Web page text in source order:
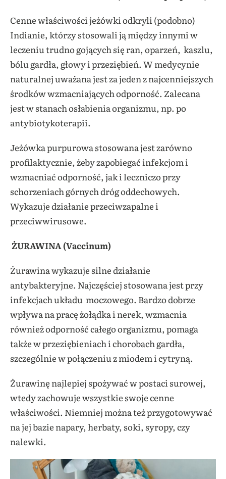
Cenne właściwości jeżówki odkryli (podobno)
Indianie, którzy stosowali ją między innymi w
leczeniu trudno gojących się ran, oparzeń, kaszlu,
bólu gardła, głowy i przeziębień. W medycynie
naturalnej uważana jest za jeden z najcenniejszych
środków wzmacniających odporność. Zalecana
jest w stanach osłabienia organizmu, np. po
antybiotykoterapii.
Jeżówka purpurowa stosowana jest zarówno
profilaktycznie, żeby zapobiegać infekcjom i
wzmacniać odporność, jak i leczniczo przy
schorzeniach górnych dróg oddechowych.
Wykazuje działanie przeciwzapalne i
przeciwwirusowe.
ŻURAWINA (Vaccinum)
Żurawina wykazuje silne działanie
antybakteryjne. Najczęściej stosowana jest przy
infekcjach układu moczowego. Bardzo dobrze
wpływa na pracę żołądka i nerek, wzmacnia
również odporność całego organizmu, pomaga
także w przeziębieniach i chorobach gardła,
szczególnie w połączeniu z miodem i cytryną.
Żurawinę najlepiej spożywać w postaci surowej,
wtedy zachowuje wszystkie swoje cenne
właściwości. Niemniej można też przygotowywać
na jej bazie napary, herbaty, soki, syropy, czy
nalewki.